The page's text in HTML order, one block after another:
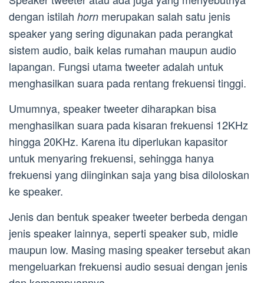
dengan istilah horn merupakan salah satu jenis
speaker yang sering digunakan pada perangkat
sistem audio, baik kelas rumahan maupun audio
lapangan. Fungsi utama tweeter adalah untuk
menghasilkan suara pada rentang frekuensi tinggi.
Umumnya, speaker tweeter diharapkan bisa
menghasilkan suara pada kisaran frekuensi 12KHz
hingga 20KHz. Karena itu diperlukan kapasitor
untuk menyaring frekuensi, sehingga hanya
frekuensi yang diinginkan saja yang bisa diloloskan
ke speaker.
Jenis dan bentuk speaker tweeter berbeda dengan
jenis speaker lainnya, seperti speaker sub, midle
maupun low. Masing masing speaker tersebut akan
mengeluarkan frekuensi audio sesuai dengan jenis